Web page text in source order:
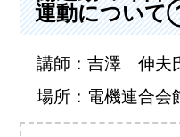
運動につい
講師：吉澤 伸夫
場所：電機連合会